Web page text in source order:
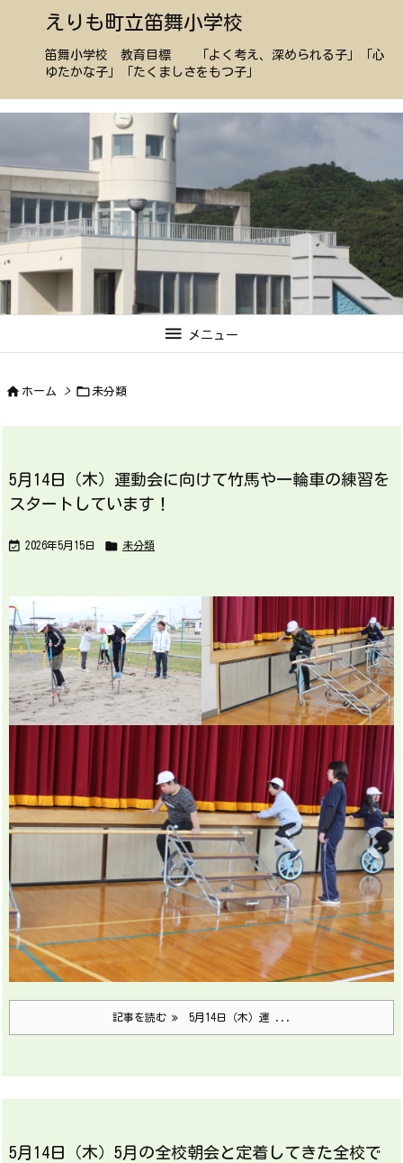
えりも町立笛舞小学校
笛舞小学校 教育目標 「よく考え、深められる子」「心
ゆたかな子」「たくましさをもつ子」
メニュー
 ホーム >  未分類
5月14日（木）運動会に向けて竹馬や一輪車の練習を
スタートしています！
 2026年5月15日  未分類
記事を読む 5月14日（木）運 ...
5月14日（木）5月の全校朝会と定着してきた全校で